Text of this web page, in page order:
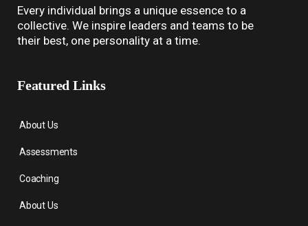
Every individual brings a unique essence to a
collective. We inspire leaders and teams to be
their best, one personality at a time.
Featured Links
About Us
Assessments
Coaching
About Us